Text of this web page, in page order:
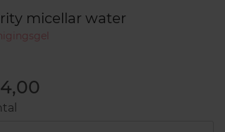
micellar water